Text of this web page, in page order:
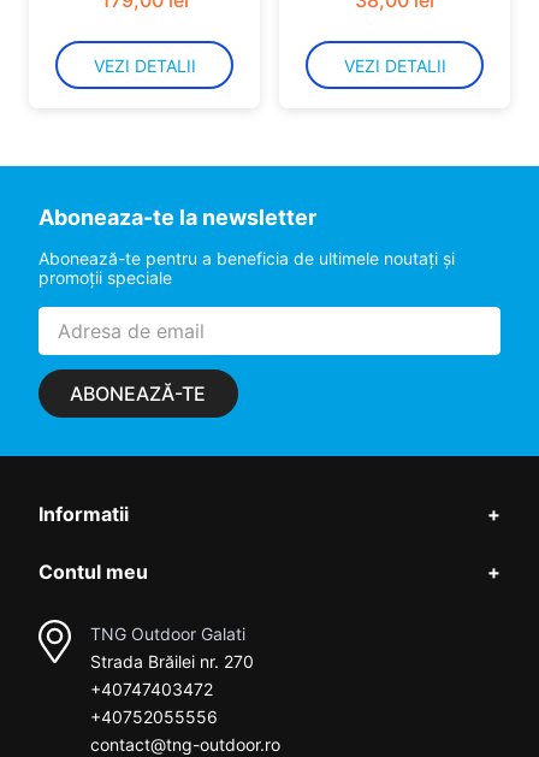
VEZI DETALII VEZI DETALII
Aboneaza-te la newsletter
Abonează-te pentru a beneficia de ultimele noutaţi şi
promoţii speciale
ABONEAZĂ-TE
Informatii +
Contul meu +
TNG Outdoor Galati
Strada Brăilei nr. 270
+40747403472
+40752055556
contact@tng-outdoor.ro